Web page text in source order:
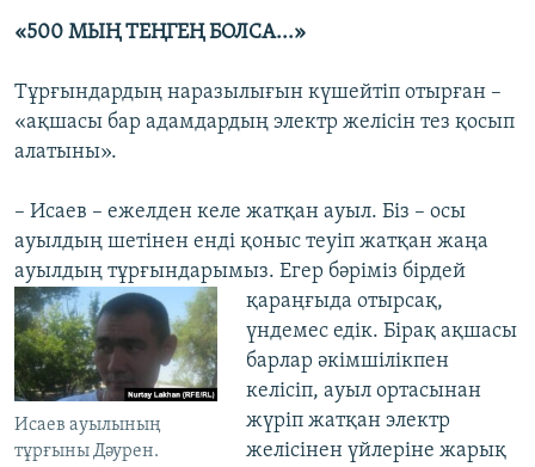
«500 МЫҢ ТЕҢГЕҢ БОЛСА...»
Тұрғындардың наразылығын күшейтіп отырған –
«ақшасы бар адамдардың электр желісін тез қосып
алатыны».
– Исаев – ежелден келе жатқан ауыл. Біз – осы
ауылдың шетінен енді қоныс теуіп жатқан жаңа
ауылдың тұрғындарымыз. Егер бәріміз бірдей
қараңғыда отырсақ,
Исаев ауылының
тұрғыны Дәурен.
үндемес едік. Бірақ ақшасы
барлар әкімшілікпен
келісіп, ауыл ортасынан
жүріп жатқан электр
желісінен үйлеріне жарық